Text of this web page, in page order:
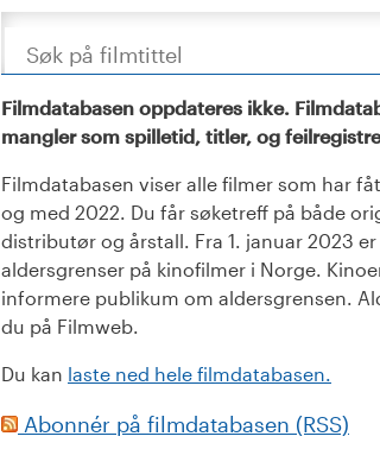
Søk
Filmdatabasen oppdateres ikke.
mangler som spilletid, titler, og
Filmdatabasen viser alle filmer som har
og med 2022. Du får søketreff på både
distributør og årstall. Fra 1. januar 2023
aldersgrenser på kinofilmer i Norge.
informere publikum om aldersgrensen.
du på Filmweb.
Du kan laste ned hele filmdatabasen.
Abonnér på filmdatabasen (RSS)